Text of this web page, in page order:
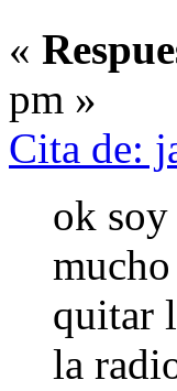
«
pm »
Cita de:
ok
quitar
la